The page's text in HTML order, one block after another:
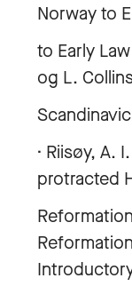
Norway to
to Early
og L.
· Riisøy, A.
protracted